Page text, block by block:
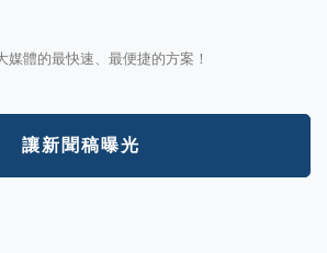
體的最快速、最便捷的方案！
讓新聞稿曝光